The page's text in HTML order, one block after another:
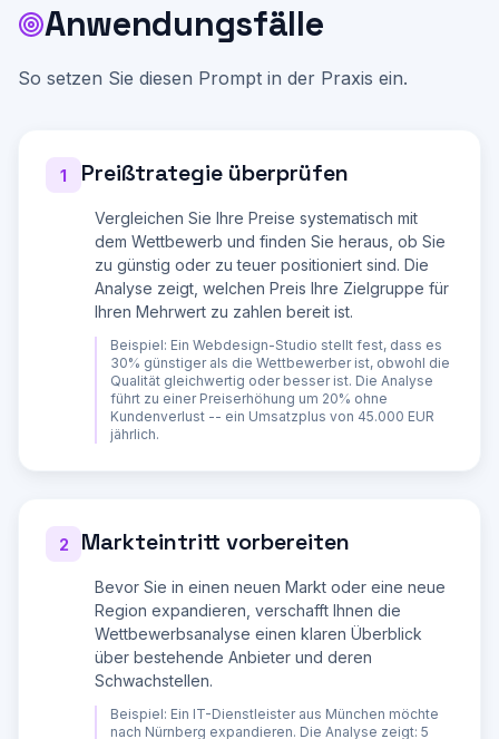
**Ihre Wettbewerber:**
6. Nennen Sie mir 3-5 Wettbewerber die Sie
kennen (Name, Website, was sie anbieten).
Aufträge? Warum?
(Marktfuehrer, Herausforderer, Nischenanbieter,
**Strategischer Fokus:**
10. Was ist Ihr Hauptziel der
Wettbewerbsanalyse? (Preisgestaltung,
Positionierung, neue Märkte, Verteidigung)
Erstelle basierend auf meinen Antworten eine
vollständige Wettbewerbsanalyse:
**1. WETTBEWERBER-STECKBRIEFE (Top 5)**
Für jeden identifizierten Wettbewerber erstelle
- **Kernangebot**: Was bieten sie an?
- **Preispositionierung**: Guenstig /
Mittelfeld / Premium
- **USP / Kernbotschaft**: Was ist deren
Hauptargument?
- **Stärken** (3-5 Punkte)
- **Schwächen** (3-5 Punkte)
- **Online-Praesenz**: Website-Qualitaet, SEO,
Social Media, Bewertungen
- **Bedrohungsniveau**: Gering / Mittel / Hoch
Anwendungsfälle
So setzen Sie diesen Prompt in der Praxis ein.
1 Preißtrategie überprüfen
Vergleichen Sie Ihre Preise systematisch mit
dem Wettbewerb und finden Sie heraus, ob Sie
zu günstig oder zu teuer positioniert sind. Die
Analyse zeigt, welchen Preis Ihre Zielgruppe für
Ihren Mehrwert zu zahlen bereit ist.
Beispiel: Ein Webdesign-Studio stellt fest, dass es
30% günstiger als die Wettbewerber ist, obwohl die
Qualität gleichwertig oder besser ist. Die Analyse
führt zu einer Preiserhöhung um 20% ohne
Kundenverlust -- ein Umsatzplus von 45.000 EUR
jährlich.
2 Markteintritt vorbereiten
Bevor Sie in einen neuen Markt oder eine neue
Region expandieren, verschafft Ihnen die
Wettbewerbsanalyse einen klaren Überblick
über bestehende Anbieter und deren
Schwachstellen.
Beispiel: Ein IT-Dienstleister aus München möchte
nach Nürnberg expandieren. Die Analyse zeigt: 5